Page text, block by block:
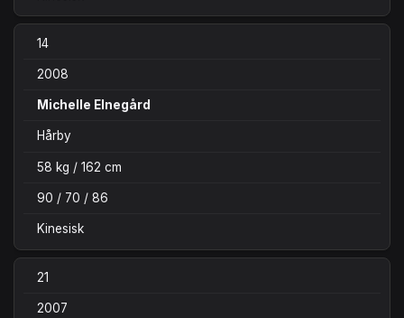
14
2008
Michelle Elnegård
Hårby
58 kg / 162 cm
90 / 70 / 86
Kinesisk
21
2007